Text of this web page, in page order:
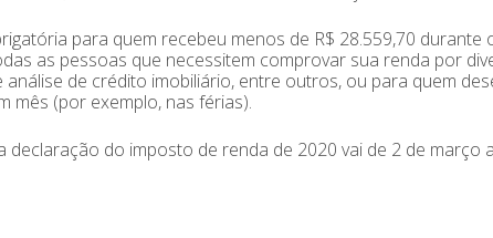
para quem recebeu menos de R$ 28.559,70 durante
as pessoas que necessitem comprovar sua renda por
análise de crédito imobiliário, entre outros, ou para quem
mês (por exemplo, nas férias).
declaração do imposto de renda de 2020 vai de 2 de março